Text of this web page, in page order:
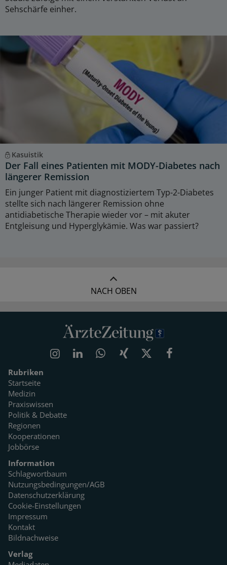
Sehschärfe einher.
Kasuistik
Der Fall eines Patienten mit MODY-Diabetes nach
längerer Remission
Ein junger Patient mit diagnostiziertem Typ-2-Diabetes
stellte sich nach längerer Remission ohne
antidiabetische Therapie wieder vor – mit akuter
Entgleisung und Hyperglykämie. Was war passiert?
NACH OBEN
Rubriken
Startseite
Medizin
Praxiswissen
Politik & Debatte
Regionen
Kooperationen
Jobbörse
Information
Schlagwortbaum
Nutzungsbedingungen/AGB
Datenschutzerklärung
Cookie-Einstellungen
Impressum
Kontakt
Bildnachweise
Verlag